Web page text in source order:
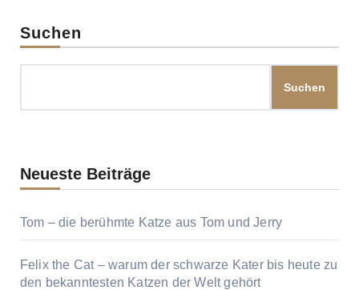
Suchen
Suchen
Neueste Beiträge
Tom – die berühmte Katze aus Tom und Jerry
Felix the Cat – warum der schwarze Kater bis heute zu
den bekanntesten Katzen der Welt gehört